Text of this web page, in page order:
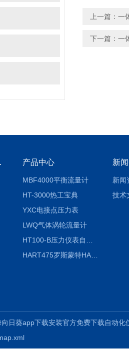
上一篇： 一
下一篇： 一
下载 产品中心
MBF4000平衡流量计
HT-3000热工宝典
YXC电接点压力表
LWQ气体涡轮流量计
HART475罗斯蒙特HART475手操器
新
新闻
技术
向日葵app下载安装官方免费下载自